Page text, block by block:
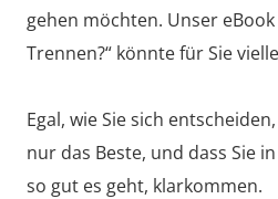
gehen möchten. Unser
Trennen?“ könnte für Sie
Egal, wie Sie sich
nur das Beste, und dass Sie
so gut es geht, klarkommen.